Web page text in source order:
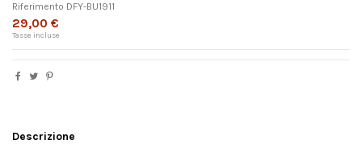
Riferimento DFY-BU1911
29,00 €
Tasse incluse
Descrizione